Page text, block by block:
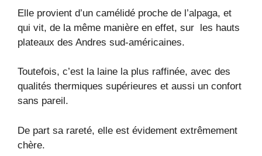
Elle provient d’un camélidé proche de l’alpaga, et
qui vit, de la même manière en effet, sur les hauts
plateaux des Andres sud-américaines.
Toutefois, c’est la laine la plus raffinée, avec des
qualités thermiques supérieures et aussi un confort
sans pareil.
De part sa rareté, elle est évidement extrêmement
chère.